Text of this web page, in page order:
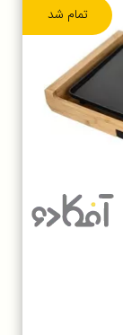
تمام شد